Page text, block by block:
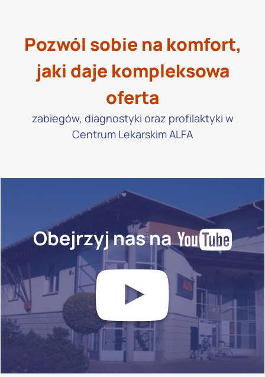
Pozwól sobie na komfort,
jaki daje kompleksowa
oferta
zabiegów, diagnostyki oraz profilaktyki w
Centrum Lekarskim ALFA
Obejrzyj nas na